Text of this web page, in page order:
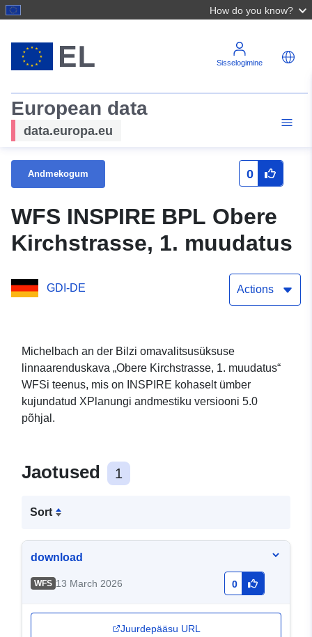
How do you know?
Sisselogimine
European data
data.europa.eu
Andmekogum 0
WFS INSPIRE BPL Obere
Kirchstrasse, 1. muudatus
GDI-DE Actions
Michelbach an der Bilzi omavalitsusüksuse
linnaarenduskava „Obere Kirchstrasse, 1. muudatus“
WFSi teenus, mis on INSPIRE kohaselt ümber
kujundatud XPlanungi andmestiku versiooni 5.0
põhjal.
Jaotused 1
Sort
download
WFS 13 March 2026 0
Juurdepääsu URL